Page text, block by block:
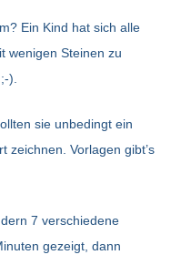
Ein Kind hat sich alle
wenigen Steinen zu
).
sie unbedingt ein
zeichnen. Vorlagen gibt’s
7 verschiedene
gezeigt, dann